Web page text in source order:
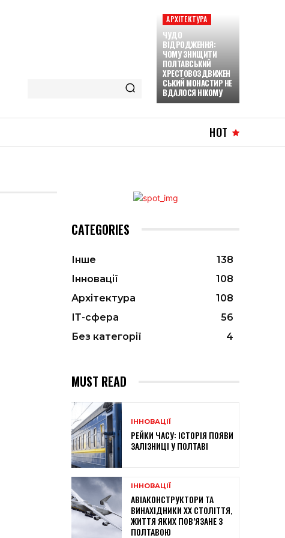
АРХІТЕКТУРА
ЧУДО
ВІДРОДЖЕННЯ:
ЧОМУ ЗНИЩИТИ
ПОЛТАВСЬКИЙ
ХРЕСТОВОЗДВИЖЕН
СЬКИЙ МОНАСТИР НЕ
ВДАЛОСЯ НІКОМУ
HOT
CATEGORIES
Інше
138
Інновації
108
Архітектура
108
ІТ-сфера
56
Без категорії
4
MUST READ
ІННОВАЦІЇ
РЕЙКИ ЧАСУ: ІСТОРІЯ ПОЯВИ
ЗАЛІЗНИЦІ У ПОЛТАВІ
ІННОВАЦІЇ
АВІАКОНСТРУКТОРИ ТА
ВИНАХІДНИКИ XX СТОЛІТТЯ,
ЖИТТЯ ЯКИХ ПОВ’ЯЗАНЕ З
ПОЛТАВОЮ